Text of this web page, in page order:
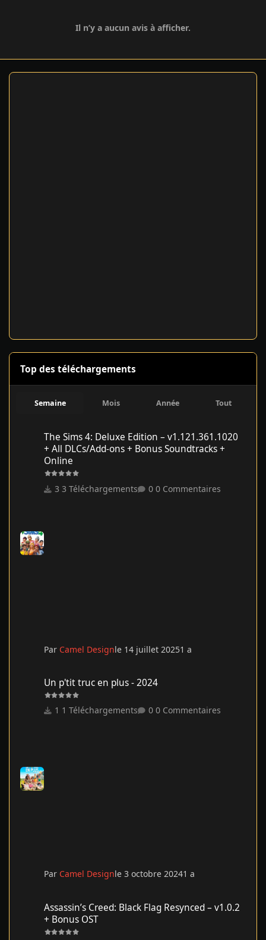
Il n’y a aucun avis à afficher.
Top des téléchargements
Semaine Mois Année Tout
The Sims 4: Deluxe Edition – v1.121.361.1020
+ All DLCs/Add-ons + Bonus Soundtracks +
Online
3 Téléchargements 0 Commentaires
Par Camel Designle 14 juillet 20251 a
Un p'tit truc en plus - 2024
1 Téléchargements 0 Commentaires
Par Camel Designle 3 octobre 20241 a
Assassin’s Creed: Black Flag Resynced – v1.0.2
+ Bonus OST